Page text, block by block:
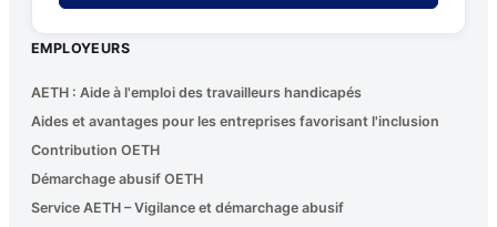
EMPLOYEURS
AETH : Aide à l'emploi des travailleurs handicapés
Aides et avantages pour les entreprises favorisant l'inclusion
Contribution OETH
Démarchage abusif OETH
Service AETH – Vigilance et démarchage abusif